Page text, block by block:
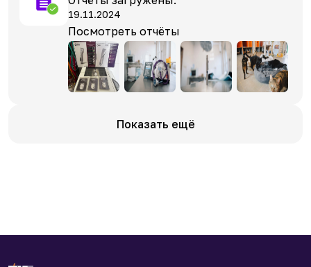
19.11.2024
Посмотреть отчёты
Показать ещё